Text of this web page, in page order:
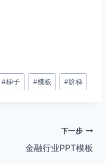
#梯子 #模板 #阶梯
下一步
金融行业PPT模板